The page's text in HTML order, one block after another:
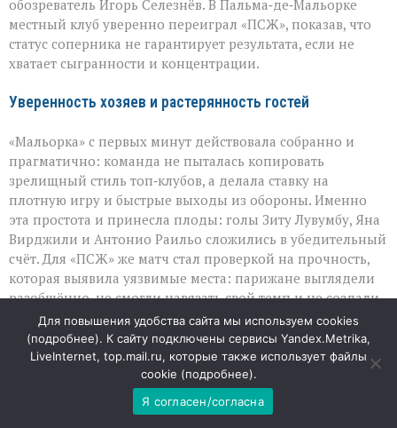
преподала
урок
«ПСЖ»
обозреватель Игорь Селезнёв. В Пальма‑де‑Мальорке
местный клуб уверенно переиграл «ПСЖ», показав, что
статус соперника не гарантирует результата, если не
хватает сыгранности и концентрации.
Уверенность хозяев и растерянность гостей
«Мальорка» с первых минут действовала собранно и
прагматично: команда не пыталась копировать
зрелищный стиль топ‑клубов, а делала ставку на
плотную игру и быстрые выходы из обороны. Именно
эта простота и принесла плоды: голы Зиту Лувумбу, Яна
Вирджили и Антонио Раильо сложились в убедительный
счёт. Для «ПСЖ» же матч стал проверкой на прочность,
которая выявила уязвимые места: парижане выглядели
разобщённо, не смогли навязать свой темп и не создали
по-настоящему опасных моментов у чужих ворот.
Вратарский вопрос: непростой выбор для тренерского
Особое внимание в этой встрече привлёк эпизод с
Для повышения удобства сайта мы используем cookies
(подробнее). К сайту подключены сервисы Yandex.Metrika,
LiveInternet, top.mail.ru, которые также использует файлы
cookie (подробнее).
Я согласен/согласна